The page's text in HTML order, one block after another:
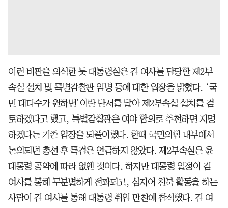
이런 비판을 의식한 듯 대통령실은 김 여사를 담당할 제2부
속실 설치 및 특별감찰관 임명 등에 대한 입장을 밝혔다. ‘국
민 대다수가 원하면’이란 단서를 달아 제2부속실 설치를 검
토하겠다고 했고, 특별감찰관은 여야 합의로 추천하면 지명
하겠다는 기존 입장을 되풀이했다. 한때 국민의힘 내부에서
논의되던 총선 후 특검은 언급하지 않았다. 제2부속실은 윤
대통령 공약에 따라 없앤 것이다. 하지만 대통령 일정이 김
여사를 통해 무분별하게 전파되고, 심지어 친북 활동을 하는
사람이 김 여사를 통해 대통령 취임 만찬에 참석했다. 김 여